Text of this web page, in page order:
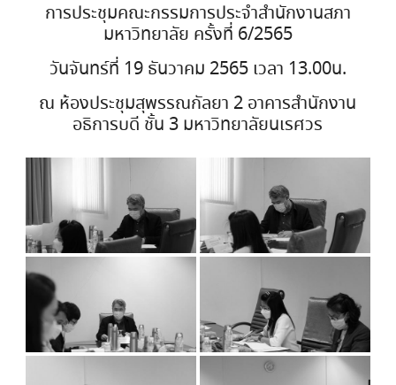
การประชุมคณะกรรมการประจำสำนักงานสภา
มหาวิทยาลัย ครั้งที่ 6/2565
วันจันทร์ที่ 19 ธันวาคม 2565 เวลา 13.00น.
ณ ห้องประชุมสุพรรณกัลยา 2 อาคารสำนักงาน
อธิการบดี ชั้น 3 มหาวิทยาลัยนเรศวร